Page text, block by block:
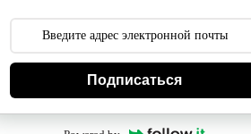
Подписаться